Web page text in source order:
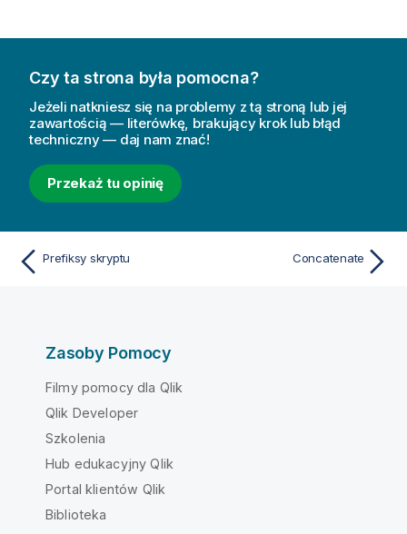
Czy ta strona była pomocna?
Jeżeli natkniesz się na problemy z tą stroną lub jej
zawartością — literówkę, brakujący krok lub błąd
techniczny — daj nam znać!
Przekaż tu opinię
Prefiksy skryptu Concatenate
Zasoby Pomocy
Filmy pomocy dla Qlik
Qlik Developer
Szkolenia
Hub edukacyjny Qlik
Portal klientów Qlik
Biblioteka